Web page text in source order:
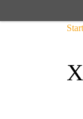
Start